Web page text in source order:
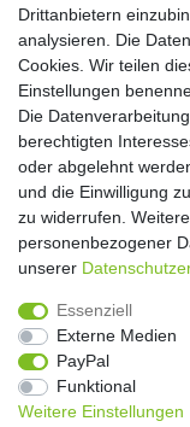
Widerrufs­recht
Drittanbietern
analysieren. Die
Cookies. Wir teilen
Einstellungen
Die
berechtigten
oder abgelehnt
und die Einwilligung
zu widerrufen.
personenbezogener
unserer
Essenziell
Externe Medien
PayPal
Funktional
Weitere Einstellungen
Copyright 2016 |
Angebote gelten
Widerrufs­recht